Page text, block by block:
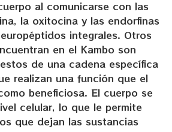
al comunicarse con las
la oxitocina y las endorfinas
integrales. Otros
en el Kambo son
de una cadena específica
realizan una función que el
beneficiosa. El cuerpo se
celular, lo que le permite
que dejan las sustancias